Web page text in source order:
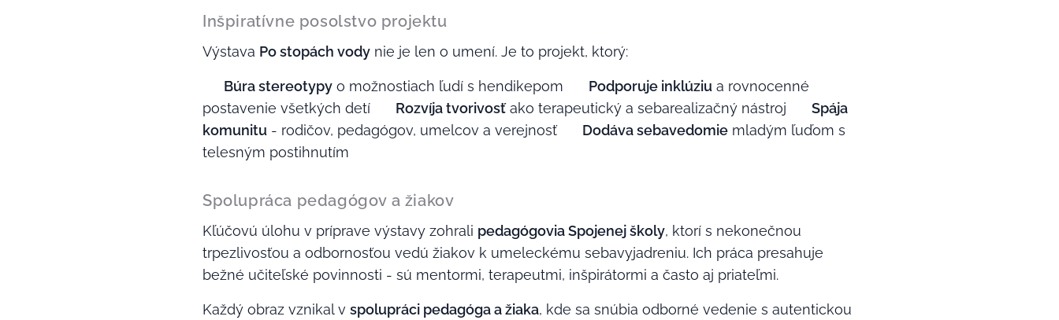
Inšpiratívne posolstvo projektu
Výstava Po stopách vody nie je len o umení. Je to projekt, ktorý:
Búra stereotypy o možnostiach ľudí s hendikepom ✨ Podporuje inklúziu a rovnocenné
postavenie všetkých detí ✨ Rozvíja tvorivosťako terapeutický a sebarealizačný nástroj ✨ Spája
komunitu - rodičov, pedagógov, umelcov a verejnosť ✨ Dodáva sebavedomie mladým ľuďom s
telesným postihnutím
Spolupráca pedagógov a žiakov
Kľúčovú úlohu v príprave výstavy zohrali pedagógovia Spojenej školy, ktorí s nekonečnou
trpezlivosťou a odbornosťou vedú žiakov k umeleckému sebavyjadreniu. Ich práca presahuje
bežné učiteľské povinnosti - sú mentormi, terapeutmi, inšpirátormi a často aj priateľmi.
Každý obraz vznikal v spolupráci pedagóga a žiaka, kde sa snúbia odborné vedenie s autentickou